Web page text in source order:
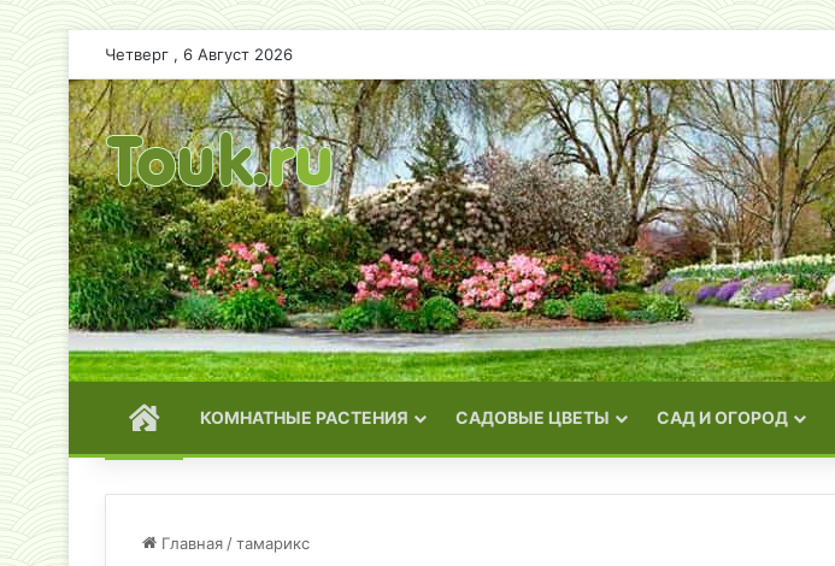
Четверг , 6 Август 2026
ГЛАВНАЯКОМНАТНЫЕ РАСТЕНИЯ САДОВЫЕ ЦВЕТЫ САД И ОГОРОД
Главная /тамарикс